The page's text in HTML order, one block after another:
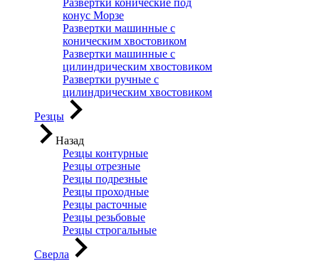
Развертки конические под
конус Морзе
Развертки машинные с
коническим хвостовиком
Развертки машинные с
цилиндрическим хвостовиком
Развертки ручные с
цилиндрическим хвостовиком
Резцы
Назад
Резцы контурные
Резцы отрезные
Резцы подрезные
Резцы проходные
Резцы расточные
Резцы резьбовые
Резцы строгальные
Сверла